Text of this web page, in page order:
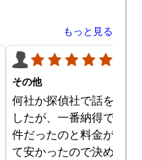
もっと見る
その他
何社か探偵社で話を聞き
したが、一番納得できる
件だったのと料金が比較
て安かったので決めまし